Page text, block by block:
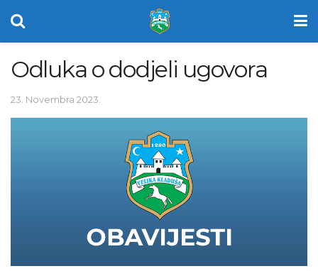
Odluka o dodjeli ugovora
23. Novembra 2023.